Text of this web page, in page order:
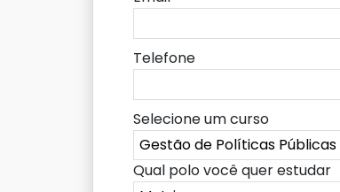
Telefone
Selecione um curso
Qual polo você quer estudar